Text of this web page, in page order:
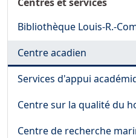
Bibliothèque Louis-R.-
Centre acadien
Services d'appui
Centre sur la qualité du
Centre de recherche